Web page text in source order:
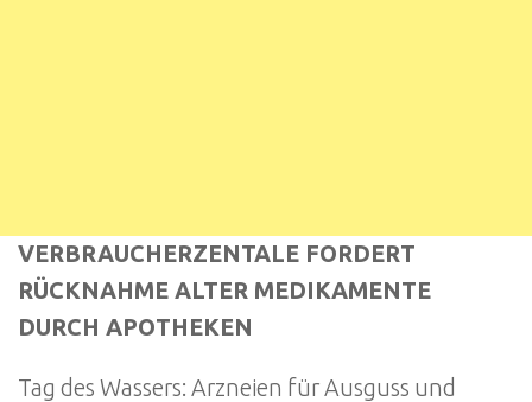
VERBRAUCHERZENTALE FORDERT
RÜCKNAHME ALTER MEDIKAMENTE
DURCH APOTHEKEN
Tag des Wassers: Arzneien für Ausguss und